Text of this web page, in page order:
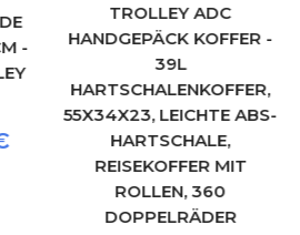
-
TROLLEY ADC
HANDGEPÄCK KOFFER -
39L
HARTSCHALENKOFFER,
55X34X23, LEICHTE ABS-
HARTSCHALE,
REISEKOFFER MIT
ROLLEN, 360
DOPPELRÄDER